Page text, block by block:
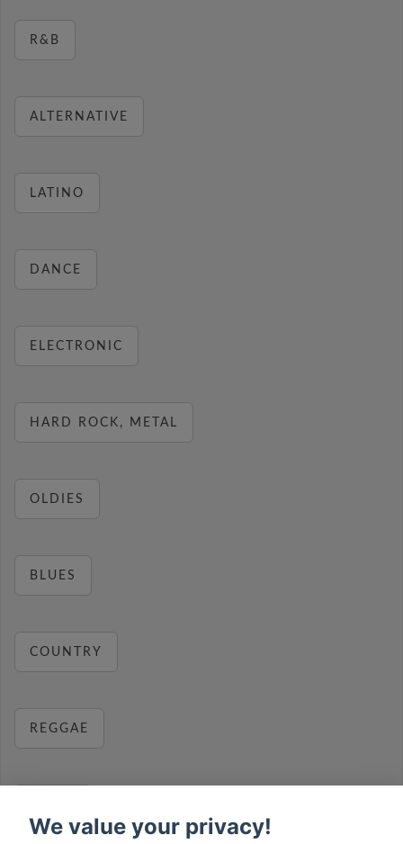
R&B
ALTERNATIVE
LATINO
DANCE
ELECTRONIC
HARD ROCK, METAL
OLDIES
BLUES
COUNTRY
REGGAE
We value your privacy!